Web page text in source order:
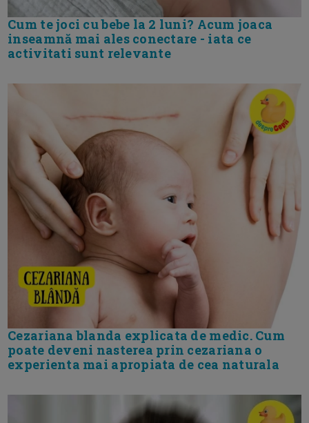
Cum te joci cu bebe la 2 luni? Acum joaca
inseamnă mai ales conectare - iata ce
activitati sunt relevante
Cezariana blanda explicata de medic. Cum
poate deveni nasterea prin cezariana o
experienta mai apropiata de cea naturala